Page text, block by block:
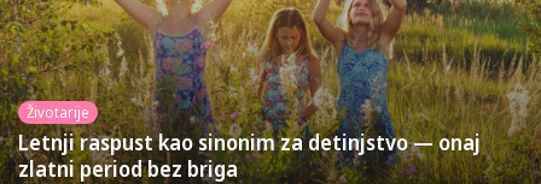
Životarije
Letnji raspust kao sinonim za detinjstvo — onaj
zlatni period bez briga